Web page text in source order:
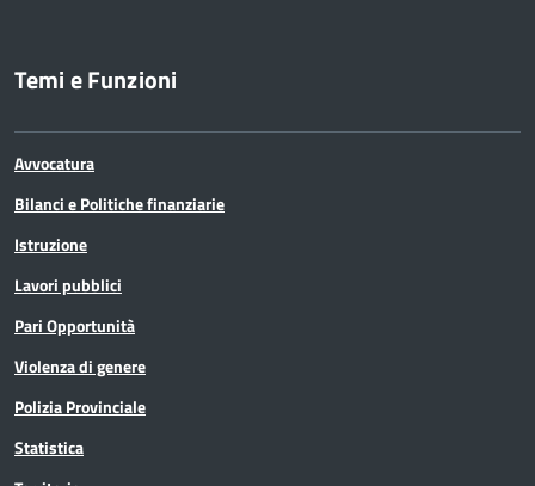
Temi e Funzioni
Avvocatura
Bilanci e Politiche finanziarie
Istruzione
Lavori pubblici
Pari Opportunità
Violenza di genere
Polizia Provinciale
Statistica